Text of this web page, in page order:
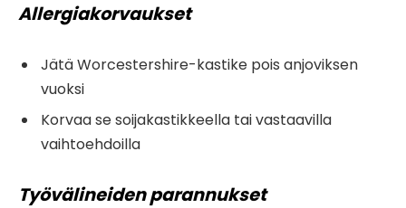
Allergiakorvaukset
Jätä Worcestershire-kastike pois anjoviksen
vuoksi
Korvaa se soijakastikkeella tai vastaavilla
vaihtoehdoilla
Työvälineiden parannukset